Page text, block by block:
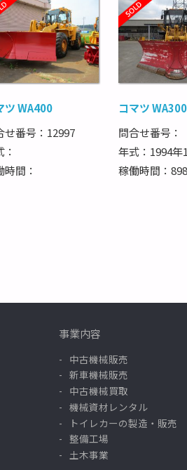
ツ WA400
せ番号：12997
時間：
コマツ WA300
問合せ番号：
年式：1994年
稼働時間：
事業内容
中古機械販売
新車機械販売
中古機械買取
機械資材レンタル
トイレカーの製造・販売
整備工場
土木事業